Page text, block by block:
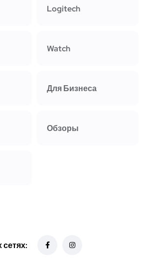
Logitech
Watch
Для Бизнеса
Обзоры